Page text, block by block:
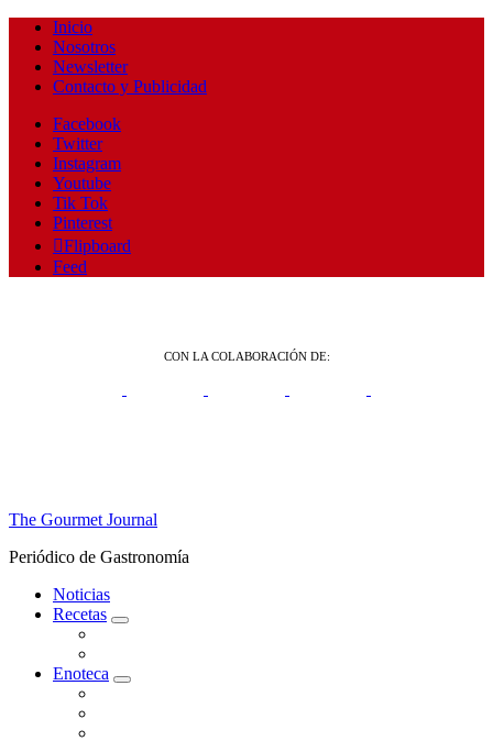
Inicio
Nosotros
Newsletter
Contacto y Publicidad
Facebook
Twitter
Instagram
Youtube
Tik Tok
Pinterest
Flipboard
Feed
CON LA COLABORACIÓN DE:
The Gourmet Journal
Periódico de Gastronomía
Noticias
Recetas
expand
Enoteca
expand